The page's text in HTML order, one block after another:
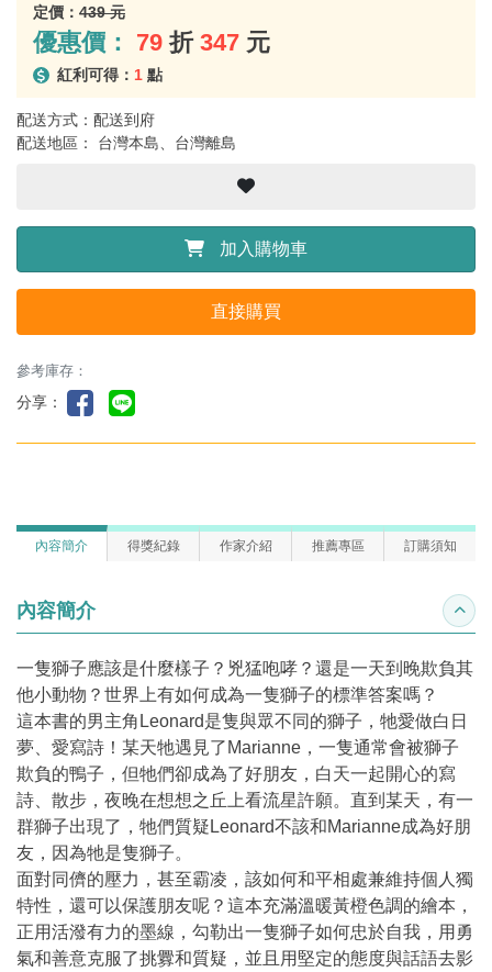
定價： 439 元
優惠價： 79 折 347 元
紅利可得： 1 點
配送方式：配送到府
配送地區： 台灣本島、台灣離島
加入購物車
直接購買
參考庫存：
分享：
內容簡介 得獎紀錄 作家介紹 推薦專區 訂購須知
內容簡介 收合
一隻獅子應該是什麼樣子？兇猛咆哮？還是一天到晚欺負其
他小動物？世界上有如何成為一隻獅子的標準答案嗎？
這本書的男主角Leonard是隻與眾不同的獅子，牠愛做白日
夢、愛寫詩！某天牠遇見了Marianne，一隻通常會被獅子
欺負的鴨子，但牠們卻成為了好朋友，白天一起開心的寫
詩、散步，夜晚在想想之丘上看流星許願。直到某天，有一
群獅子出現了，牠們質疑Leonard不該和Marianne成為好朋
友，因為牠是隻獅子。
面對同儕的壓力，甚至霸凌，該如何和平相處兼維持個人獨
特性，還可以保護朋友呢？這本充滿溫暖黃橙色調的繪本，
正用活潑有力的墨線，勾勒出一隻獅子如何忠於自我，用勇
氣和善意克服了挑釁和質疑，並且用堅定的態度與話語去影